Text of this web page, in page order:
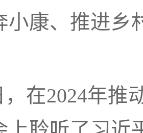
小康、推进乡
，在2024年推